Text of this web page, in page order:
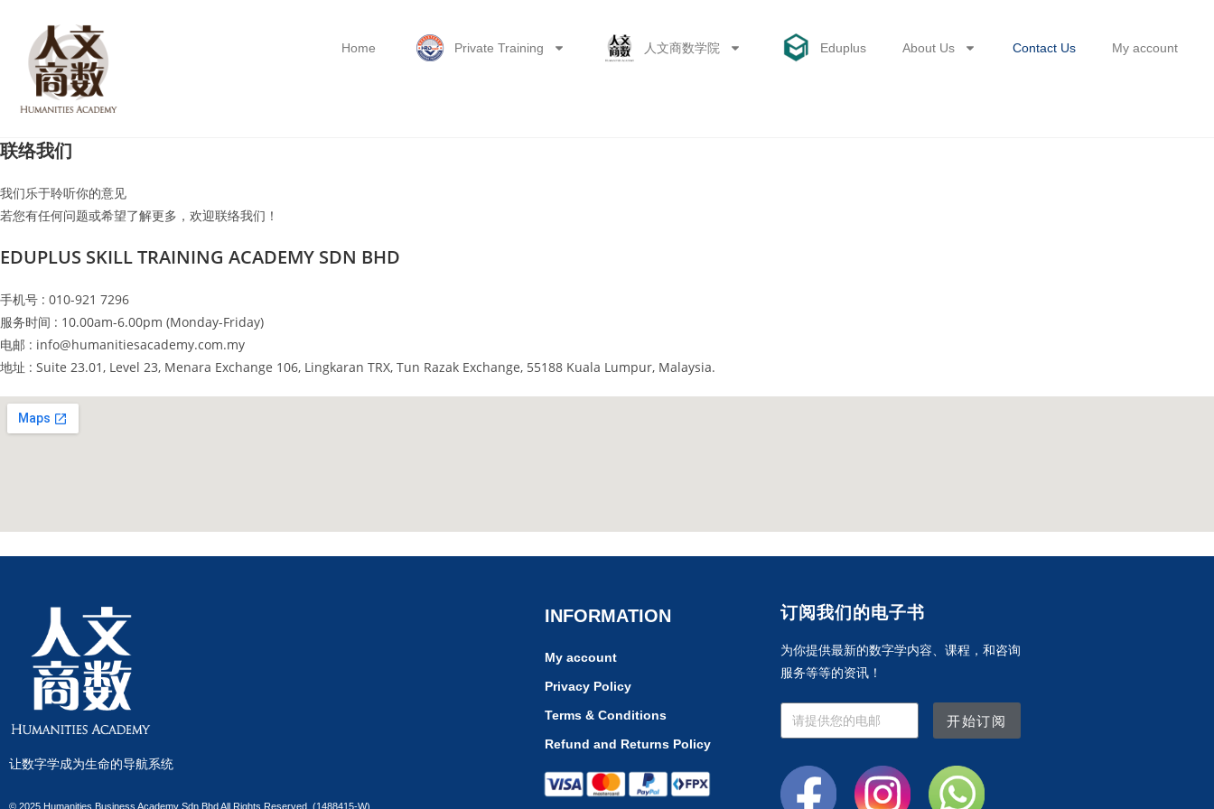
Home Private Training 人文商数学院 Eduplus About Us Contact Us My account
联络我们
我们乐于聆听你的意见
若您有任何问题或希望了解更多，欢迎联络我们！
EDUPLUS SKILL TRAINING ACADEMY SDN BHD
手机号 : 010-921 7296
服务时间 : 10.00am-6.00pm (Monday-Friday)
电邮 : info@humanitiesacademy.com.my
地址 : Suite 23.01, Level 23, Menara Exchange 106, Lingkaran TRX, Tun Razak Exchange, 55188 Kuala Lumpur, Malaysia.
让数字学成为生命的导航系统
© 2025 Humanities Business Academy Sdn Bhd All Rights Reserved. (1488415-W)
INFORMATION
My account
Privacy Policy
Terms & Conditions
Refund and Returns Policy
订阅我们的电子书
为你提供最新的数字学内容、课程，和咨询
服务等等的资讯！
开始订阅